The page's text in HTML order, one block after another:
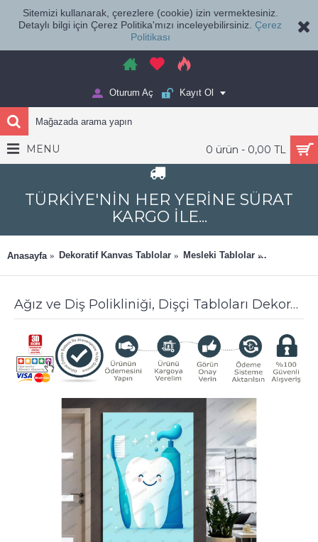
Sitemizi kullanarak, çerezlere (cookie) izin vermektesiniz.
Detaylı bilgi için Çerez Politika'mızı inceleyebilirsiniz. Çerez
Politikası
Oturum Aç Kayıt Ol
0 ürün - 0,00 TL
MENU
TÜRKİYE'NİN HER YERİNE SÜRAT
KARGO İLE...
Anasayfa Dekoratif Kanvas Tablolar Mesleki Tablolar
Ağız ve Diş Polikliniği, Dişçi Tabloları Dekoratif Diş, Dekoratif Dişçi, Dişçi Dekorasyonu dsc412